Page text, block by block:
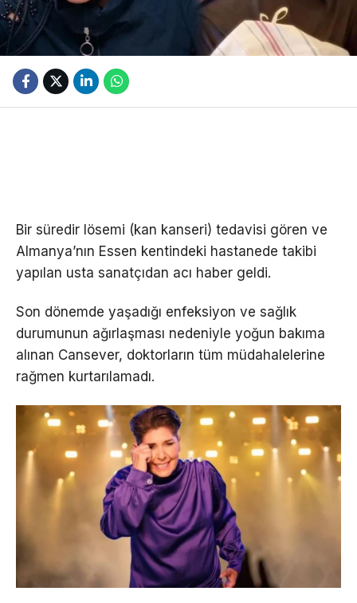
Bir süredir lösemi (kan kanseri) tedavisi gören ve
Almanya’nın Essen kentindeki hastanede takibi
yapılan usta sanatçıdan acı haber geldi.
Son dönemde yaşadığı enfeksiyon ve sağlık
durumunun ağırlaşması nedeniyle yoğun bakıma
alınan Cansever, doktorların tüm müdahalelerine
rağmen kurtarılamadı.